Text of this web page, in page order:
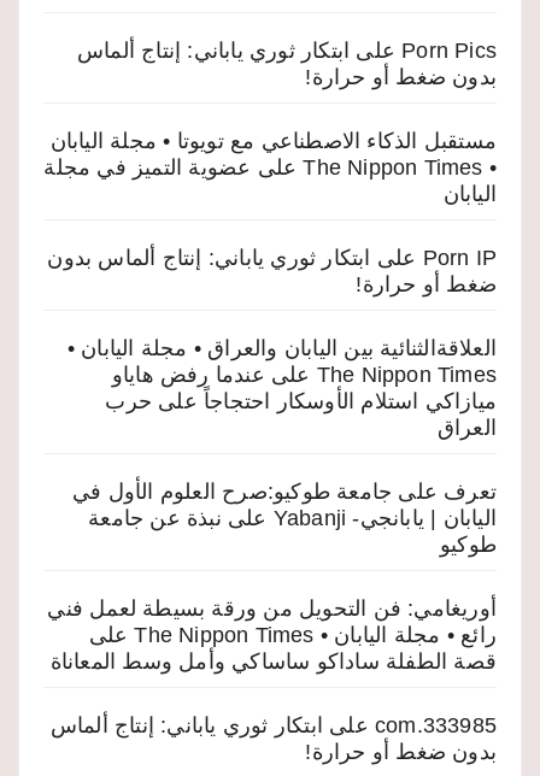
Porn Pics على ابتكار ثوري ياباني: إنتاج ألماس
بدون ضغط أو حرارة!
مستقبل الذكاء الاصطناعي مع تويوتا • مجلة اليابان
• The Nippon Times
على عضوية التميز في مجلة
اليابان
Porn IP على ابتكار ثوري ياباني: إنتاج ألماس بدون
ضغط أو حرارة!
العلاقةالثنائية بين اليابان والعراق • مجلة اليابان •
The Nippon Times على عندما رفض هاياو
ميازاكي استلام الأوسكار احتجاجاً على حرب
العراق
تعرف على جامعة طوكيو:صرح العلوم الأول في
اليابان | يابانجي- Yabanji
على نبذة عن جامعة
طوكيو
أوريغامي: فن التحويل من ورقة بسيطة لعمل فني
رائع • مجلة اليابان • The Nippon Times
على
قصة الطفلة ساداكو ساساكي وأمل وسط المعاناة
333985.com على ابتكار ثوري ياباني: إنتاج ألماس
بدون ضغط أو حرارة!